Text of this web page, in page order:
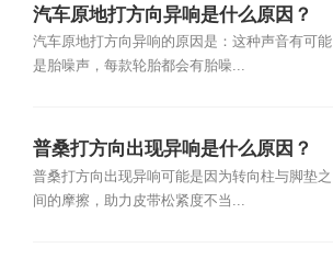
汽车原地打方向异响是什么原因？
汽车原地打方向异响的原因是：这种声音有可能
是胎噪声，每款轮胎都会有胎噪...
普桑打方向出现异响是什么原因？
普桑打方向出现异响可能是因为转向柱与脚垫之
间的摩擦，助力皮带松紧度不当...